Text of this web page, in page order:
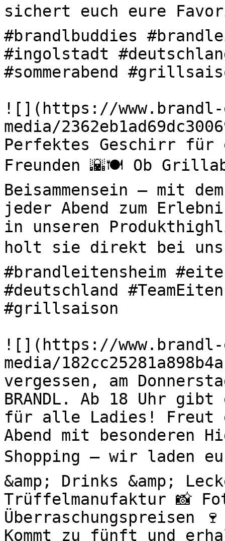
sichert euch eure
#brandlbuddies
#ingolstadt
#sommerabend
![](https://
media/
Perfektes Geschirr für
Freunden 🌇🍽️ Ob
Beisammensein – mit
jeder Abend zum
in unseren
holt sie direkt bei uns
#brandleitensheim
#deutschland
#grillsaison
![](https://
media/
vergessen, am
BRANDL. Ab 18 Uhr
für alle Ladies! Freut
Abend mit besonderen
Shopping – wir laden
&amp; Drinks &amp;
Trüffelmanufaktur 📸
Überraschungspreisen
Kommt zu fünft und